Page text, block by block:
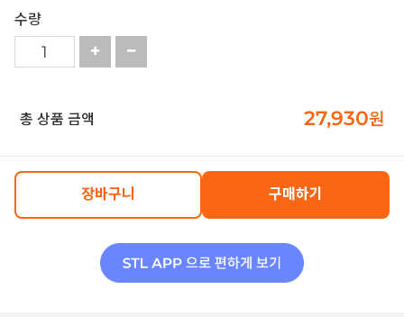
수량
총 상품 금액 27,930원
장바구니 구매하기